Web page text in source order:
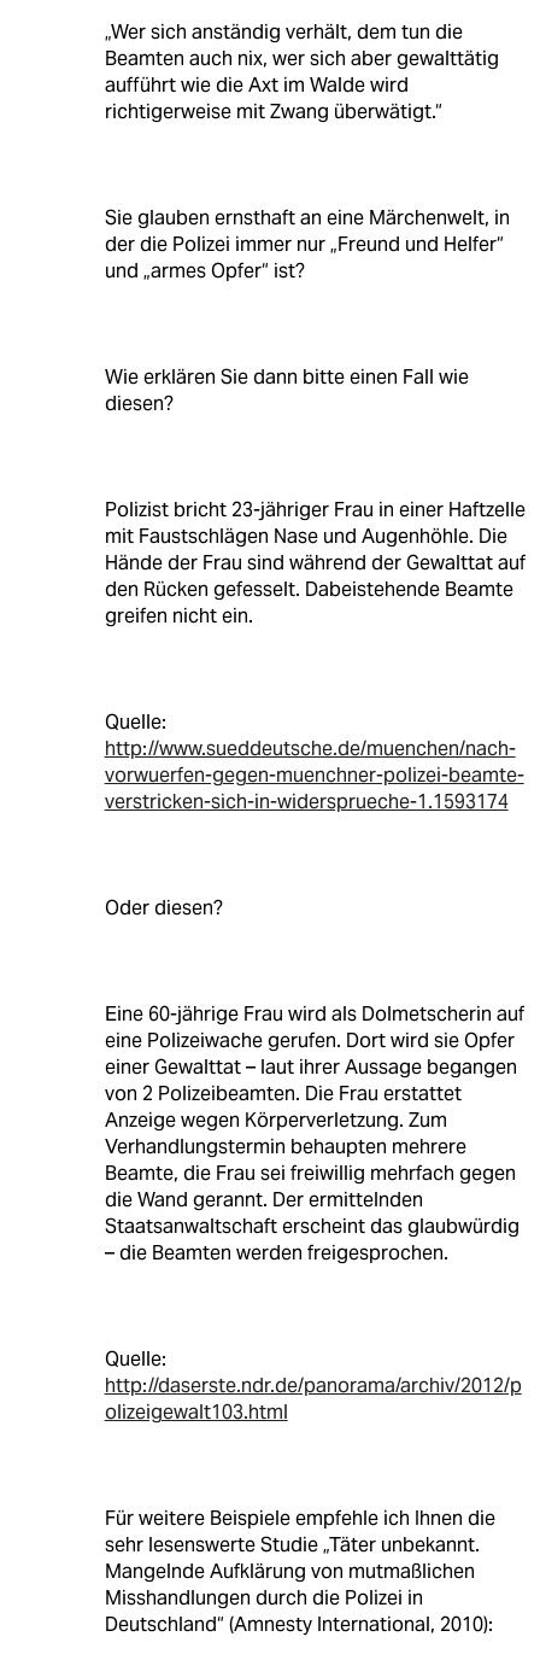
„Wer sich anständig verhält, dem tun die
Beamten auch nix, wer sich aber gewalttätig
aufführt wie die Axt im Walde wird
richtigerweise mit Zwang überwätigt.“
Sie glauben ernsthaft an eine Märchenwelt, in
der die Polizei immer nur „Freund und Helfer“
und „armes Opfer“ ist?
Wie erklären Sie dann bitte einen Fall wie
diesen?
Polizist bricht 23-jähriger Frau in einer Haftzelle
mit Faustschlägen Nase und Augenhöhle. Die
Hände der Frau sind während der Gewalttat auf
den Rücken gefesselt. Dabeistehende Beamte
greifen nicht ein.
Quelle:
http://www.sueddeutsche.de/muenchen/nach-
vorwuerfen-gegen-muenchner-polizei-beamte-
verstricken-sich-in-widersprueche-1.1593174
Oder diesen?
Eine 60-jährige Frau wird als Dolmetscherin auf
eine Polizeiwache gerufen. Dort wird sie Opfer
einer Gewalttat – laut ihrer Aussage begangen
von 2 Polizeibeamten. Die Frau erstattet
Anzeige wegen Körperverletzung. Zum
Verhandlungstermin behaupten mehrere
Beamte, die Frau sei freiwillig mehrfach gegen
die Wand gerannt. Der ermittelnden
Staatsanwaltschaft erscheint das glaubwürdig
– die Beamten werden freigesprochen.
Quelle:
http://daserste.ndr.de/panorama/archiv/2012/p
olizeigewalt103.html
Für weitere Beispiele empfehle ich Ihnen die
sehr lesenswerte Studie „Täter unbekannt.
Mangelnde Aufklärung von mutmaßlichen
Misshandlungen durch die Polizei in
Deutschland“ (Amnesty International, 2010):